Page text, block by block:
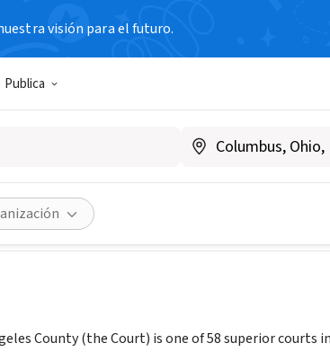
visión para el futuro.
Publica
of California, Los
County (the Court) is one of 58 superior